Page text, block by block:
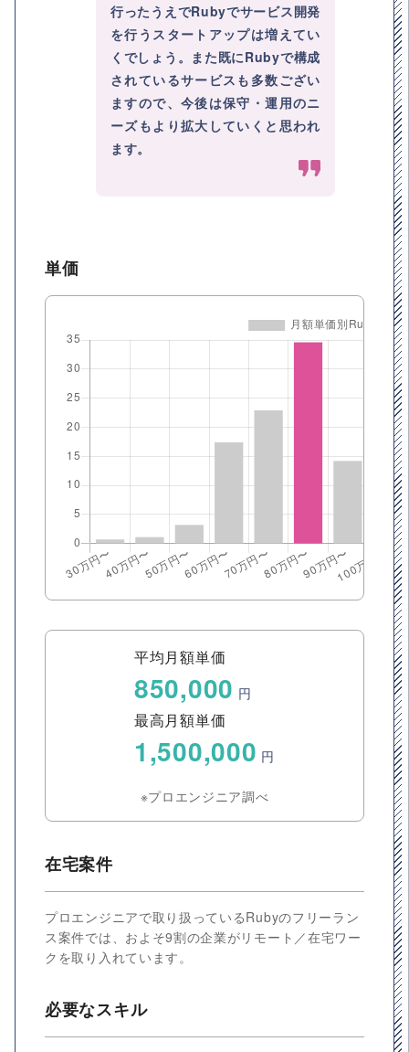
行ったうえでRubyでサービス開発
を行うスタートアップは増えてい
くでしょう。また既にRubyで構成
されているサービスも多数ござい
ますので、今後は保守・運用のニ
ーズもより拡大していくと思われ
ます。
単価
平均月額単価
850,000 円
最高月額単価
1,500,000 円
※プロエンジニア調べ
在宅案件
プロエンジニアで取り扱っているRubyのフリーラン
ス案件では、およそ9割の企業がリモート／在宅ワー
クを取り入れています。
必要なスキル